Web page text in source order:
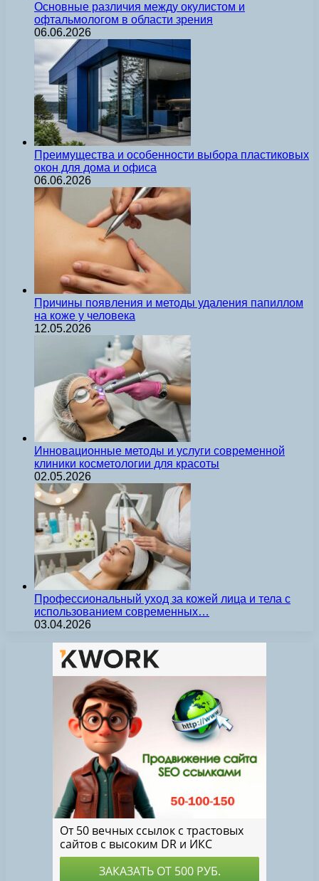
Основные различия между окулистом и
офтальмологом в области зрения
06.06.2026
Преимущества и особенности выбора пластиковых
окон для дома и офиса
06.06.2026
Причины появления и методы удаления папиллом
на коже у человека
12.05.2026
Инновационные методы и услуги современной
клиники косметологии для красоты
02.05.2026
Профессиональный уход за кожей лица и тела с
использованием современных…
03.04.2026